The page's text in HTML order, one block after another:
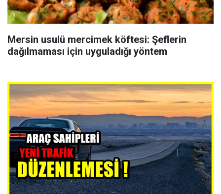
Mersin usulü mercimek köftesi: Şeflerin
dağılmaması için uyguladığı yöntem